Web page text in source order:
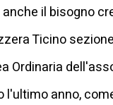
il bisogno
Ticino
Ordinaria
anno,